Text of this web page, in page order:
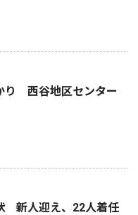
り 西谷地区センター
新人迎え、22人着任